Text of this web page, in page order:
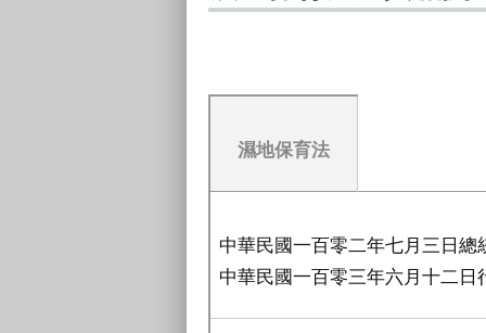
濕地保育法
中華民國一百零二年七月三日總
中華民國一百零三年六月十二日